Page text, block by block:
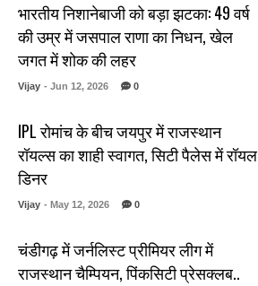
भारतीय निशानेबाजी को बड़ा झटका: 49 वर्ष
की उम्र में जसपाल राणा का निधन, खेल
जगत में शोक की लहर
Vijay - Jun 12, 2026 0
IPL रोमांच के बीच जयपुर में राजस्थान
रॉयल्स का शाही स्वागत, सिटी पैलेस में रॉयल
डिनर
Vijay - May 12, 2026 0
चंडीगढ़ में जर्नलिस्ट प्रीमियर लीग में
राजस्थान चैम्पियन, पिंकसिटी प्रेसक्लब..